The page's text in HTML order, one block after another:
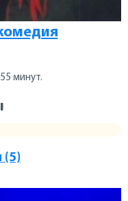
минут.
(5)